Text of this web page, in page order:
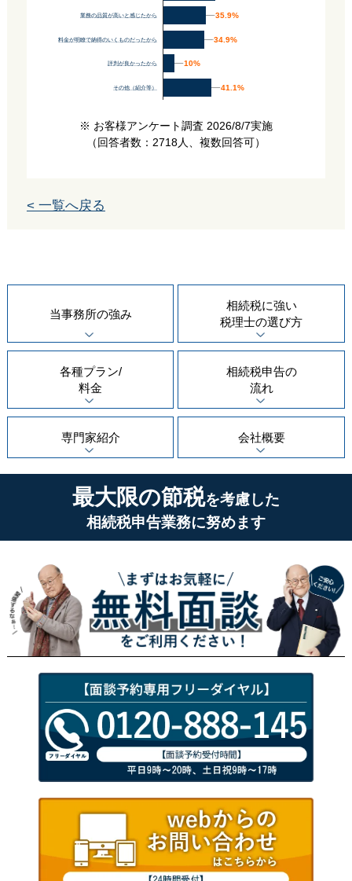
業務の品質が高いと感じたから
料金が明瞭で納得のいくものだったから
評判が良かったから
その他（紹介等）
35.9%
35.9%
34.9%
34.9%
10%
10%
41.1%
41.1%
※ お客様アンケート調査 2026/8/7実施
（回答者数：2718人、複数回答可）
< 一覧へ戻る
当事務所の強み
相続税に強い
税理士の選び方
各種プラン/
料金
相続税申告の
流れ
専門家紹介 会社概要
最大限の節税を考慮した
相続税申告業務に努めます